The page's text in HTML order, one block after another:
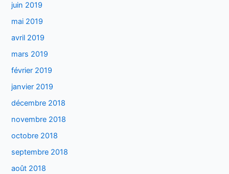
juin 2019
mai 2019
avril 2019
mars 2019
février 2019
janvier 2019
décembre 2018
novembre 2018
octobre 2018
septembre 2018
août 2018